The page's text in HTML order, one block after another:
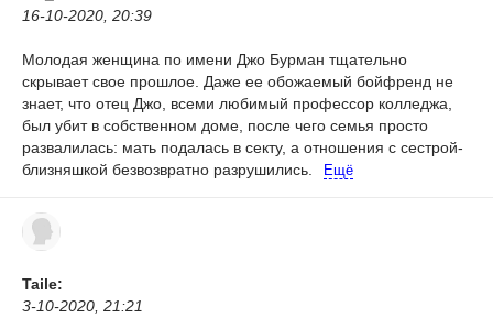
16-10-2020, 20:39
Молодая женщина по имени Джо Бурман тщательно
скрывает свое прошлое. Даже ее обожаемый бойфренд не
знает, что отец Джо, всеми любимый профессор колледжа,
был убит в собственном доме, после чего семья просто
развалилась: мать подалась в секту, а отношения с сестрой-
близняшкой безвозвратно разрушились.
Ещё
Taile:
3-10-2020, 21:21